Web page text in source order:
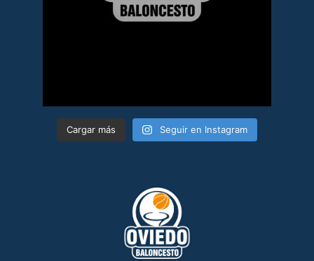
Cargar más Seguir en Instagram